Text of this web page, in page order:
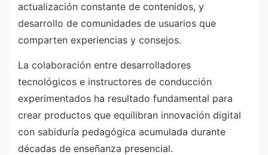
actualización constante de contenidos, y
desarrollo de comunidades de usuarios que
comparten experiencias y consejos.
La colaboración entre desarrolladores
tecnológicos e instructores de conducción
experimentados ha resultado fundamental para
crear productos que equilibran innovación digital
con sabiduría pedagógica acumulada durante
décadas de enseñanza presencial.